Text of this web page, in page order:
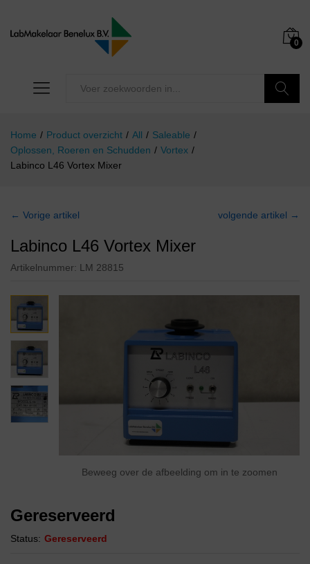
0
Home / Product overzicht / All / Saleable /
Oplossen, Roeren en Schudden / Vortex /
Labinco L46 Vortex Mixer
← Vorige artikel volgende artikel →
Labinco L46 Vortex Mixer
Artikelnummer: LM 28815
Beweeg over de afbeelding om in te zoomen
Gereserveerd
Status: Gereserveerd